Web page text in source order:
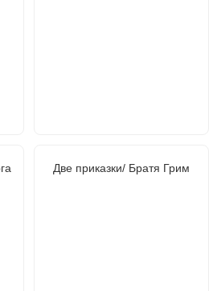
Две приказки/ Братя Грим